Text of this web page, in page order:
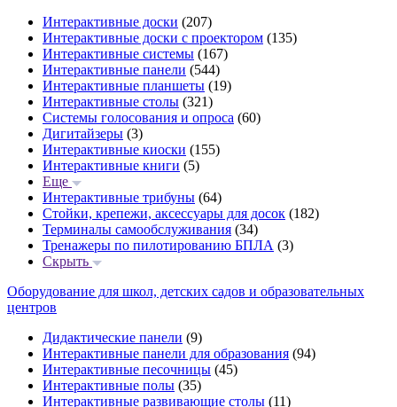
Интерактивные доски (207)
Интерактивные доски с проектором (135)
Интерактивные системы (167)
Интерактивные панели (544)
Интерактивные планшеты (19)
Интерактивные столы (321)
Системы голосования и опроса (60)
Дигитайзеры (3)
Интерактивные киоски (155)
Интерактивные книги (5)
Еще
Интерактивные трибуны (64)
Стойки, крепежи, аксессуары для досок (182)
Терминалы самообслуживания (34)
Тренажеры по пилотированию БПЛА (3)
Скрыть
Оборудование для школ, детских садов и образовательных
центров
Дидактические панели (9)
Интерактивные панели для образования (94)
Интерактивные песочницы (45)
Интерактивные полы (35)
Интерактивные развивающие столы (11)